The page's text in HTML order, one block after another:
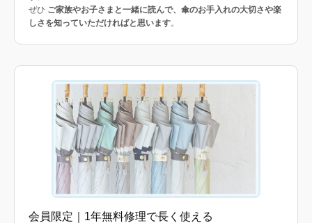
ぜひ ご家族やお子さまと一緒に読んで、傘のお手入れの大切さや楽
しさを知っていただければと思います。
会員限定｜1年無料修理で長く使える